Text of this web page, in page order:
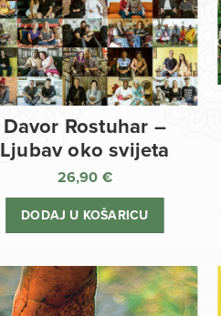
Davor Rostuhar –
Ljubav oko svijeta
26,90 €
DODAJ U KOŠARICU